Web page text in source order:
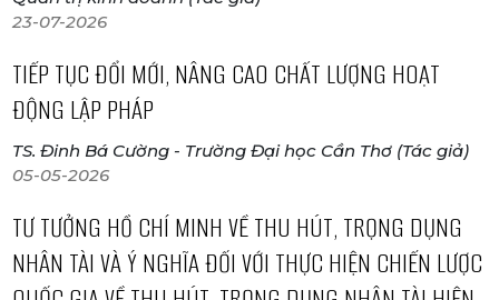
23-07-2026
TIẾP TỤC ĐỔI MỚI, NÂNG CAO CHẤT LƯỢNG HOẠT
ĐỘNG LẬP PHÁP
TS. Đinh Bá Cường - Trường Đại học Cần Thơ (Tác giả)
05-05-2026
TƯ TƯỞNG HỒ CHÍ MINH VỀ THU HÚT, TRỌNG DỤNG
NHÂN TÀI VÀ Ý NGHĨA ĐỐI VỚI THỰC HIỆN CHIẾN LƯỢC